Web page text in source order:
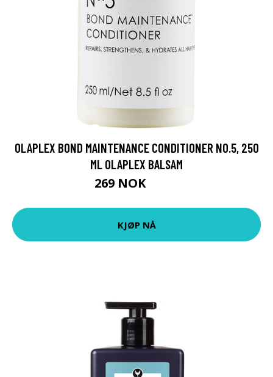
OLAPLEX BOND MAINTENANCE CONDITIONER NO.5, 250
ML OLAPLEX BALSAM
269 NOK
KJØP NÅ